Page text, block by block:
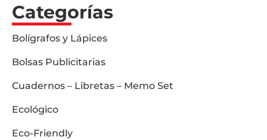
Categorías
Bolígrafos y Lápices
Bolsas Publicitarias
Cuadernos – Libretas – Memo Set
Ecológico
Eco-Friendly